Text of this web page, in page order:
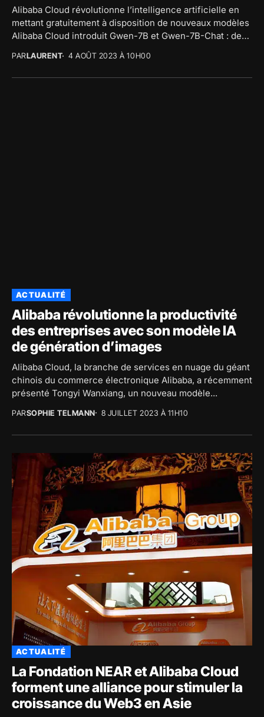
Alibaba Cloud révolutionne l’intelligence artificielle en
mettant gratuitement à disposition de nouveaux modèles
Alibaba Cloud introduit Gwen-7B et Gwen-7B-Chat : des
PARLAURENT 4 AOÛT 2023 À 10H00
ACTUALITÉ
Alibaba révolutionne la productivité
des entreprises avec son modèle IA
de génération d’images
Alibaba Cloud, la branche de services en nuage du géant
chinois du commerce électronique Alibaba, a récemment
présenté Tongyi Wanxiang, un nouveau modèle...
PARSOPHIE TELMANN 8 JUILLET 2023 À 11H10
ACTUALITÉ
La Fondation NEAR et Alibaba Cloud
forment une alliance pour stimuler la
croissance du Web3 en Asie